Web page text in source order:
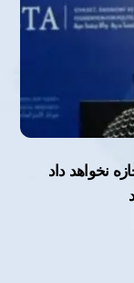
نخواهد داد